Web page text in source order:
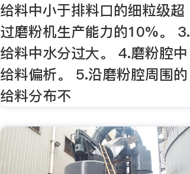
给料中小于排料口的细粒级超
过磨粉机生产能力的10%。 3.
给料中水分过大。 4.磨粉腔中
给料偏析。 5.沿磨粉腔周围的
给料分布不